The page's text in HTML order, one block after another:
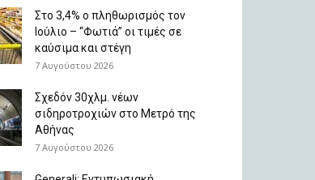
Στο 3,4% ο πληθωρισμός τον
Ιούλιο – “Φωτιά” οι τιμές σε
καύσιμα και στέγη
7 Αυγούστου 2026
Σχεδόν 30χλμ. νέων
σιδηροτροχιών στο Μετρό της
Αθήνας
7 Αυγούστου 2026